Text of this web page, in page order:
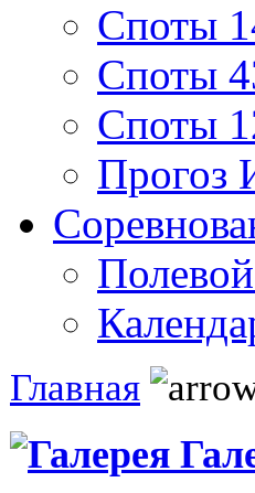
Споты
Споты
Споты
Главная